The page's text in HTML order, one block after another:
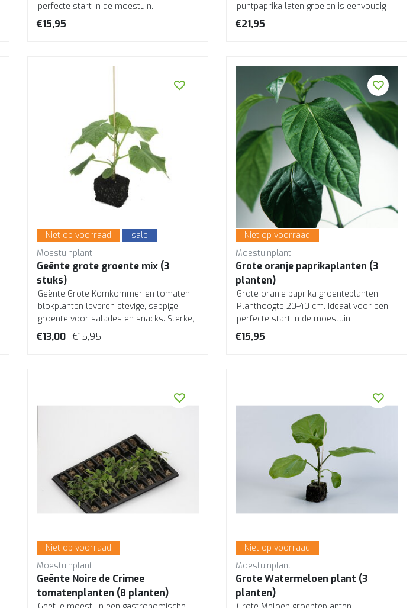
perfecte start in de moestuin.
Professionele ...
€15,95
puntpaprika laten groeien is eenvoudig
vanuit deze p...
€21,95
Niet op voorraad
sale
Moestuinplant
Geënte grote groente mix (3
stuks)
Geënte Grote Komkommer en tomaten
blokplanten leveren stevige, sappige
groente voor salades en snacks. Sterke,
opbrengst...
€13,00 €15,95
Niet op voorraad
Moestuinplant
Grote oranje paprikaplanten (3
planten)
Grote oranje paprika groenteplanten.
Planthoogte 20-40 cm. Ideaal voor een
perfecte start in de moestuin.
Professionele ...
€15,95
Niet op voorraad
Moestuinplant
Geënte Noire de Crimee
tomatenplanten (8 planten)
Niet op voorraad
Moestuinplant
Grote Watermeloen plant (3
planten)